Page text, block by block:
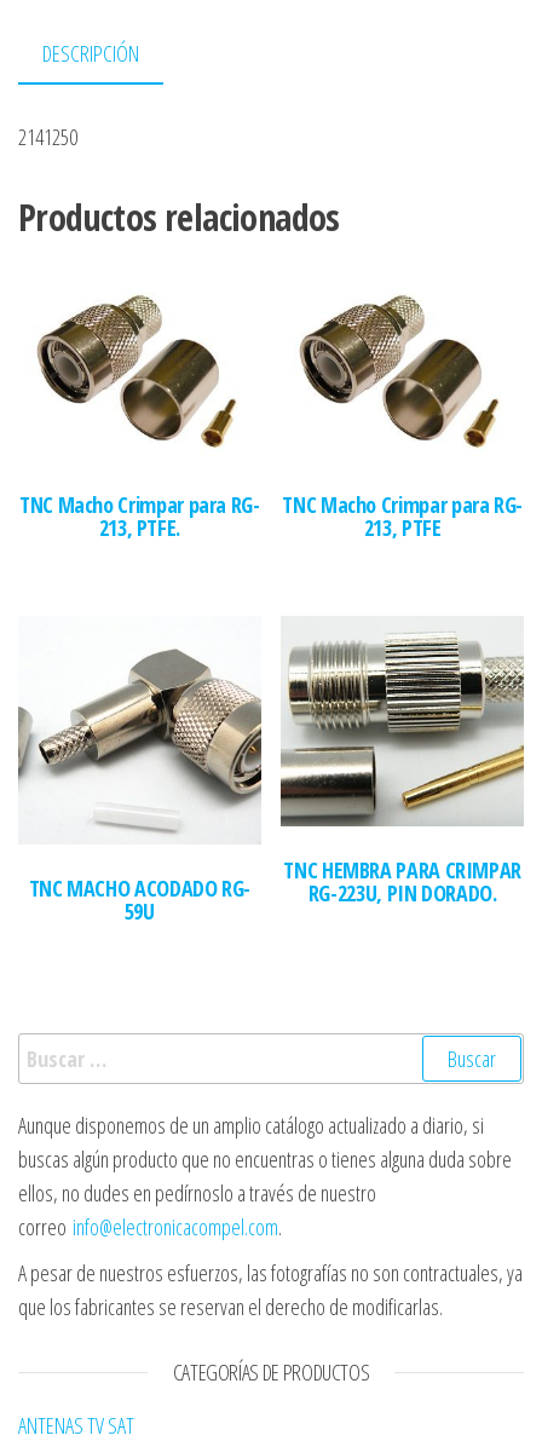
DESCRIPCIÓN
2141250
Productos relacionados
TNC Macho Crimpar para RG-
213, PTFE.
TNC Macho Crimpar para RG-
213, PTFE
TNC MACHO ACODADO RG-
59U
TNC HEMBRA PARA CRIMPAR
RG-223U, PIN DORADO.
Buscar:
Aunque disponemos de un amplio catálogo actualizado a diario, si
buscas algún producto que no encuentras o tienes alguna duda sobre
ellos, no dudes en pedírnoslo a través de nuestro
correo info@electronicacompel.com.
A pesar de nuestros esfuerzos, las fotografías no son contractuales, ya
que los fabricantes se reservan el derecho de modificarlas.
CATEGORÍAS DE PRODUCTOS
ANTENAS TV SAT